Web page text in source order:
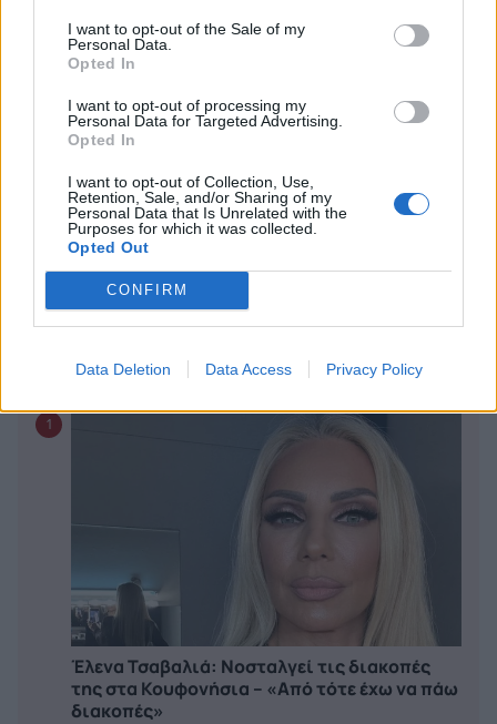
I want to opt-out of the Sale of my
Personal Data.
Opted In
I want to opt-out of processing my
Personal Data for Targeted Advertising.
Opted In
I want to opt-out of Collection, Use,
Retention, Sale, and/or Sharing of my
Personal Data that Is Unrelated with the
Purposes for which it was collected.
Opted Out
CONFIRM
Data Deletion Data Access Privacy Policy
Light: Τρυφερό καλοκαιρινό στιγμιότυπο με
την Άννα Θεοδωρίδη και τον γιο τους
WHAT'S HOT
1
Έλενα Τσαβαλιά: Νοσταλγεί τις διακοπές
της στα Κουφονήσια – «Από τότε έχω να πάω
διακοπές»